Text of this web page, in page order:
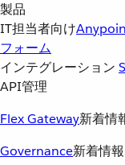
製品
IT担当者向け
フォーム
インテグレーション
API管理
Flex Gateway新着情
Governance新着情報